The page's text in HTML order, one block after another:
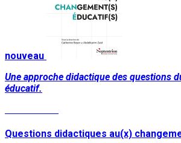
nouveau
Une approche didactique des questions
éducatif.
Questions didactiques au(x)